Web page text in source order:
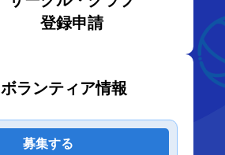
登録申請
ボランティア情報
募集する